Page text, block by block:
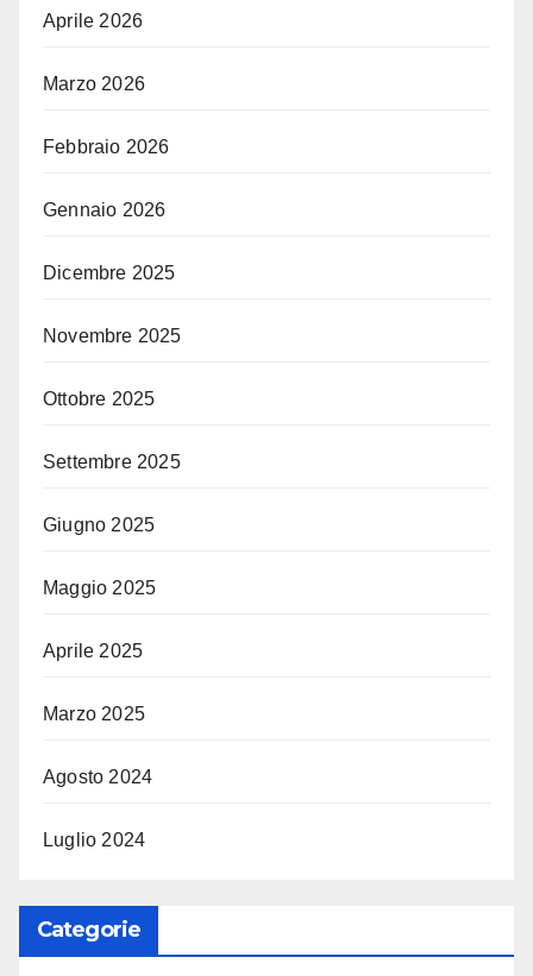
Aprile 2026
Marzo 2026
Febbraio 2026
Gennaio 2026
Dicembre 2025
Novembre 2025
Ottobre 2025
Settembre 2025
Giugno 2025
Maggio 2025
Aprile 2025
Marzo 2025
Agosto 2024
Luglio 2024
Categorie